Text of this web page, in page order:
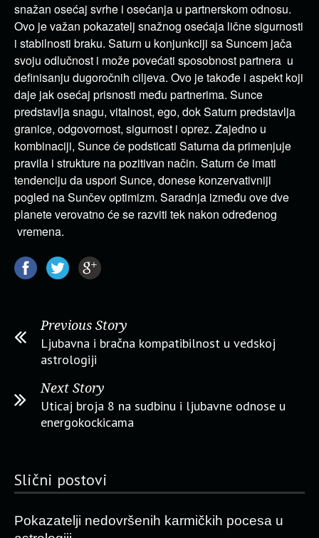
snažan osećaj svrhe i osećanja u partnerskom odnosu.
Ovo je važan pokazatelj snažnog osećaja lične sigurnosti
i stabilnosti braku. Saturn u konjunkciji sa Suncem jača
svoju odlučnost i može povećati sposobnost partnera u
definisanju dugoročnih ciljeva. Ovo je takođe i aspekt koji
daje jak osećaj prisnosti među partnerima. Sunce
predstavlja snagu, vitalnost, ego, dok Saturn predstavlja
granice, odgovornost, sigurnost i oprez. Zajedno u
kombinaciji, Sunce će podsticati Saturna da primenjuje
pravila i strukture na pozitivan način. Saturn će imati
tendenciju da uspori Sunce, donese konzervativniji
pogled na Sunčev optimizm. Saradnja između ove dve
planete verovatno će se razviti tek nakon određenog
vremena.
Previous Story
Ljubavna i bračna kompatibilnost u vedskoj
astrologiji
Next Story
Uticaj broja 8 na sudbinu i ljubavne odnose u
energokockicama
Slični postovi
Pokazatelji nedovršenih karmičkih pocesa u